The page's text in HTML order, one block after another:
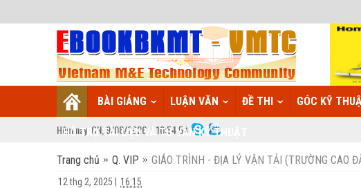
BÀI GIẢNG LUẬN VĂN ĐỀ THI GÓC KỸ
HỖ TRỢ TÀI LIỆU VÀ TƯ VẤN KỸ THUẬT
Hôm nay: CN, 9/08/2026 10:54:54
Trang chủ Q. VIP GIÁO TRÌNH - ĐỊA LÝ VẬN TẢI (TRƯỜNG CAO
12 thg 2, 2025 16:15